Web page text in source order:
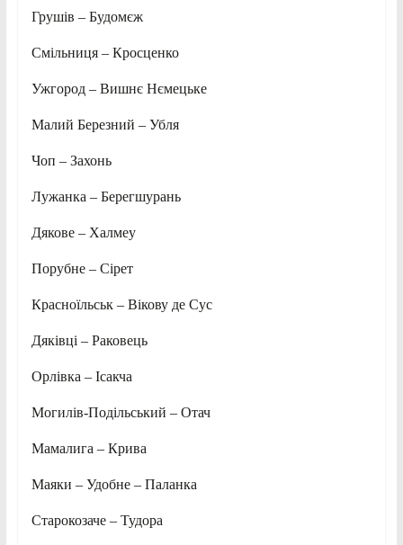
Грушів – Будомєж
Смільниця – Кросценко
Ужгород – Вишнє Нємецьке
Малий Березний – Убля
Чоп – Захонь
Лужанка – Берегшурань
Дякове – Халмеу
Порубне – Сірет
Красноїльськ – Вікову де Сус
Дяківці – Раковець
Орлівка – Ісакча
Могилів-Подільський – Отач
Мамалига – Крива
Маяки – Удобне – Паланка
Старокозаче – Тудора